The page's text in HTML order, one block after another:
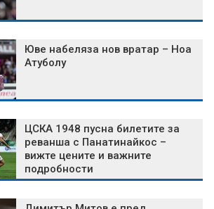
Юве набеляза нов вратар – Ноа
Атуболу
ЦСКА 1948 пусна билетите за
реванша с Панатинайкос –
вижте цените и важните
подробности